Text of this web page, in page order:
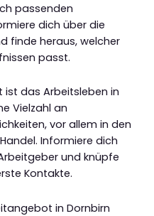
passenden
dich über die
finde heraus, welcher
passt.
ist das Arbeitsleben in
Vielzahl an
vor allem in den
Informiere dich
und knüpfe
Kontakte.
in Dornbirn